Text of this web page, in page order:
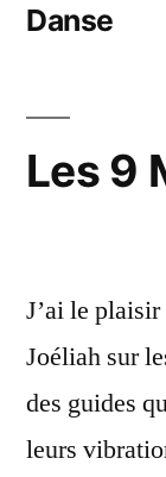
Danse
Les 9
J’ai le
Joéliah sur
des guides
leurs